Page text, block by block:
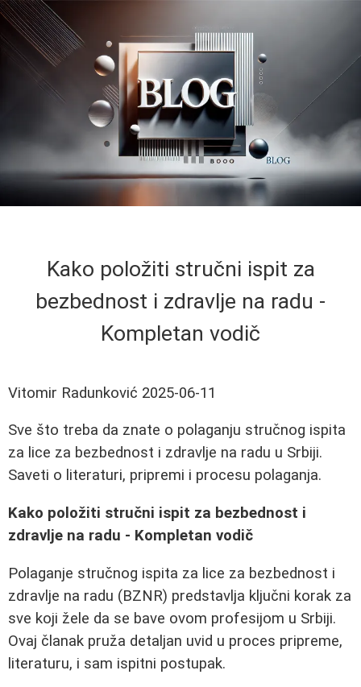
Kako položiti stručni ispit za
bezbednost i zdravlje na radu -
Kompletan vodič
Vitomir Radunković 2025-06-11
Sve što treba da znate o polaganju stručnog ispita
za lice za bezbednost i zdravlje na radu u Srbiji.
Saveti o literaturi, pripremi i procesu polaganja.
Kako položiti stručni ispit za bezbednost i
zdravlje na radu - Kompletan vodič
Polaganje stručnog ispita za lice za bezbednost i
zdravlje na radu (BZNR) predstavlja ključni korak za
sve koji žele da se bave ovom profesijom u Srbiji.
Ovaj članak pruža detaljan uvid u proces pripreme,
literaturu, i sam ispitni postupak.